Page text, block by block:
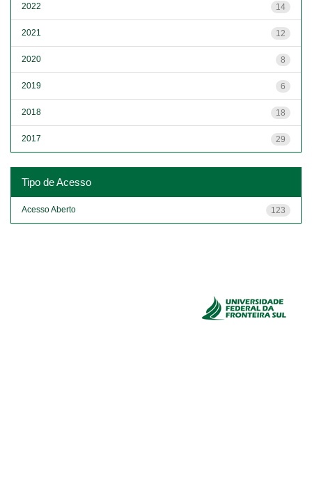
14
2022
12
2021
8
2020
6
2019
18
2018
29
2017
Tipo de Acesso
123
Acesso Aberto